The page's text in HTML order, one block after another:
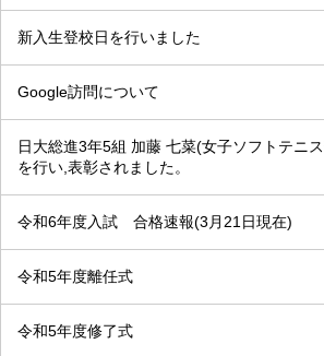
新入生登校日を行いました
Google訪問について
日大総進3年5組 加藤 七菜(女子ソフトテニ
を行い,表彰されました。
令和6年度入試 合格速報(3月21日現在)
令和5年度離任式
令和5年度修了式